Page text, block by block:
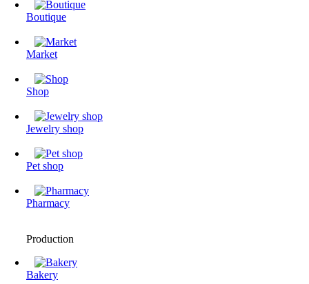
Boutique
Market
Shop
Jewelry shop
Pet shop
Pharmacy
Production
Bakery